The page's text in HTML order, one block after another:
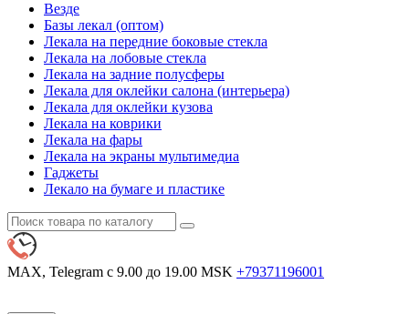
Везде
Базы лекал (оптом)
Лекала на передние боковые стекла
Лекала на лобовые стекла
Лекала на задние полусферы
Лекала для оклейки салона (интерьера)
Лекала для оклейки кузова
Лекала на коврики
Лекала на фары
Лекала на экраны мультимедиа
Гаджеты
Лекало на бумаге и пластике
MAX, Telegram с 9.00 до 19.00 MSK +79371196001